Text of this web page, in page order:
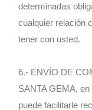
determinadas
cualquier relación
tener con usted.
6.- ENVÍO DE
SANTA GEMA,
puede facilitarle